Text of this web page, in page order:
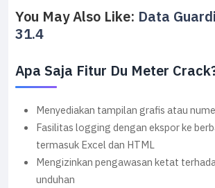
You May Also Like: Data
31.4
Apa Saja Fitur Du Meter
Menyediakan tampilan grafis atau
Fasilitas logging dengan ekspor ke
termasuk Excel dan HTML
Mengizinkan pengawasan ketat
unduhan